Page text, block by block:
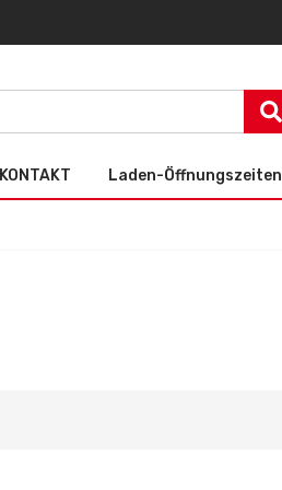
KONTAKT Laden-Öffnungszeiten